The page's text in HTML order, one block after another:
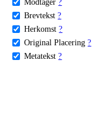
Brevtekst ?
Herkomst ?
Original Placering ?
Metatekst ?